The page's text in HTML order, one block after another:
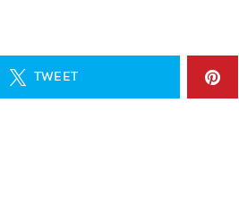
TWEET